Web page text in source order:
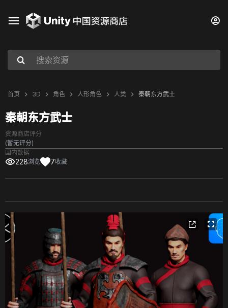
首页 3D 角色 人形角色 人类 秦朝东方武士
秦朝东方武士
资源商店评分
(暂无评分)
国内数据
228浏览 7收藏